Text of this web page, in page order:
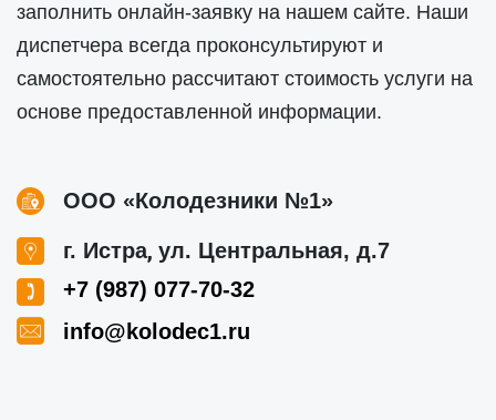
заполнить онлайн-заявку на нашем сайте. Наши
диспетчера всегда проконсультируют и
самостоятельно рассчитают стоимость услуги на
основе предоставленной информации.
ООО «Колодезники №1»
г. Истра, ул. Центральная, д.7
+7 (987) 077-70-32
info@kolodec1.ru